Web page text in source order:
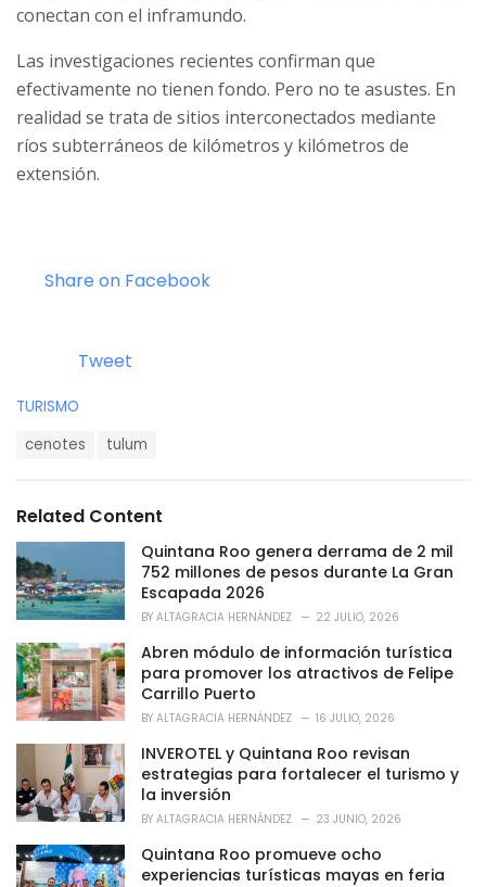
conectan con el inframundo.
Las investigaciones recientes confirman que
efectivamente no tienen fondo. Pero no te asustes. En
realidad se trata de sitios interconectados mediante
ríos subterráneos de kilómetros y kilómetros de
extensión.
Share on Facebook
Tweet
C
r
i
e
s
:
TURISMO
:
cenotes tulum
Related Content
Quintana Roo genera derrama de 2 mil
752 millones de pesos durante La Gran
Escapada 2026
BY ALTAGRACIA HERNÁNDEZ 22 JULIO, 2026
Abren módulo de información turística
para promover los atractivos de Felipe
Carrillo Puerto
BY ALTAGRACIA HERNÁNDEZ 16 JULIO, 2026
INVEROTEL y Quintana Roo revisan
estrategias para fortalecer el turismo y
la inversión
BY ALTAGRACIA HERNÁNDEZ 23 JUNIO, 2026
Quintana Roo promueve ocho
experiencias turísticas mayas en feria